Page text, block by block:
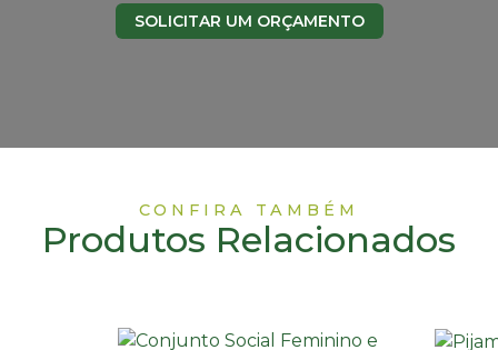
SOLICITAR UM ORÇAMENTO
CONFIRA TAMBÉM
Produtos Relacionados